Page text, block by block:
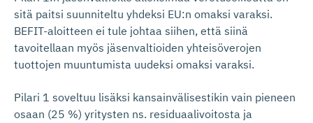
sitä paitsi suunniteltu yhdeksi EU:n omaksi varaksi.
BEFIT-aloitteen ei tule johtaa siihen, että siinä
tavoitellaan myös jäsenvaltioiden yhteisöverojen
tuottojen muuntumista uudeksi omaksi varaksi.
Pilari 1 soveltuu lisäksi kansainvälisestikin vain pieneen
osaan (25 %) yritysten ns. residuaalivoitosta ja